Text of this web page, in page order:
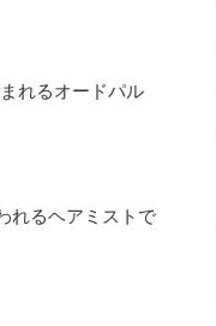
れるオードパル
れるヘアミストで